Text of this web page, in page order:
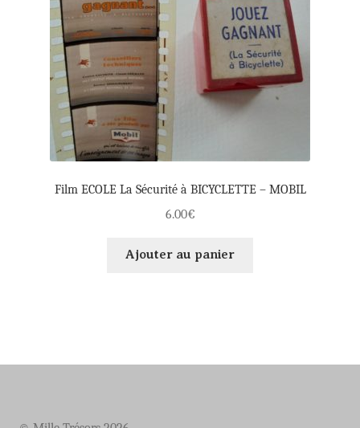
Film ECOLE La Sécurité à BICYCLETTE – MOBIL
6.00€
Ajouter au panier